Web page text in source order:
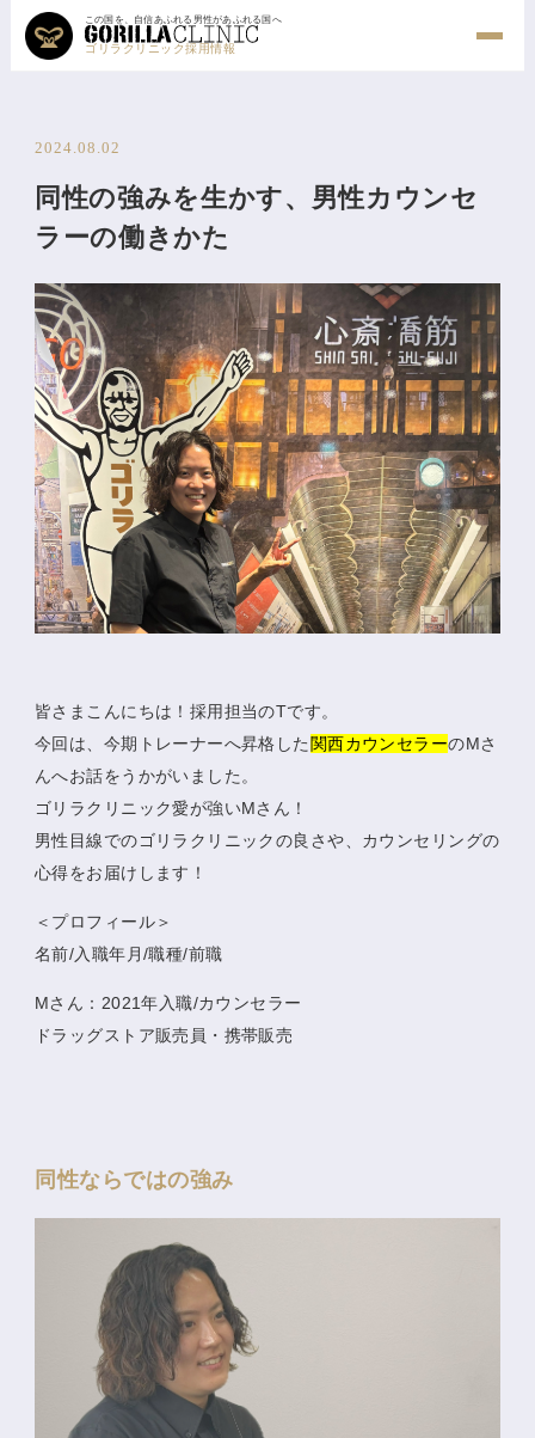
この国を、自信あふれる男性があふれる国へ
ゴリラクリニック採用情報
2024.08.02
同性の強みを生かす、男性カウンセ
ラーの働きかた
皆さまこんにちは！採用担当のTです。
今回は、今期トレーナーへ昇格した関西カウンセラーのMさ
んへお話をうかがいました。
ゴリラクリニック愛が強いMさん！
男性目線でのゴリラクリニックの良さや、カウンセリングの
心得をお届けします！
＜プロフィール＞
名前/入職年月/職種/前職
Mさん：2021年入職/カウンセラー
ドラッグストア販売員・携帯販売
同性ならではの強み